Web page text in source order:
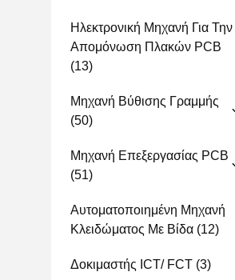
Ηλεκτρονική Μηχανή Για Την
Απομόνωση Πλακών PCB
(13)
Μηχανή Βύθισης Γραμμής
(50)
Μηχανή Επεξεργασίας PCB
(51)
Αυτοματοποιημένη Μηχανή
Κλειδώματος Με Βίδα (12)
Δοκιμαστής ICT/ FCT (3)